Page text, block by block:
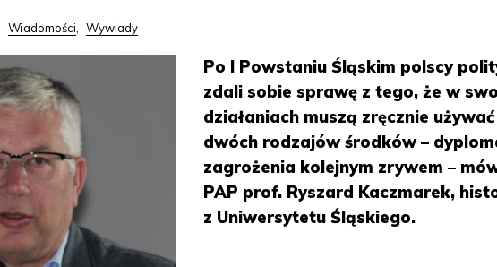
Wiadomości, Wywiady
Po I Powstaniu Śląskim polscy
zdali sobie sprawę z tego, że w
działaniach muszą zręcznie używać
dwóch rodzajów środków –
zagrożenia kolejnym zrywem –
PAP prof. Ryszard Kaczmarek,
z Uniwersytetu Śląskiego.